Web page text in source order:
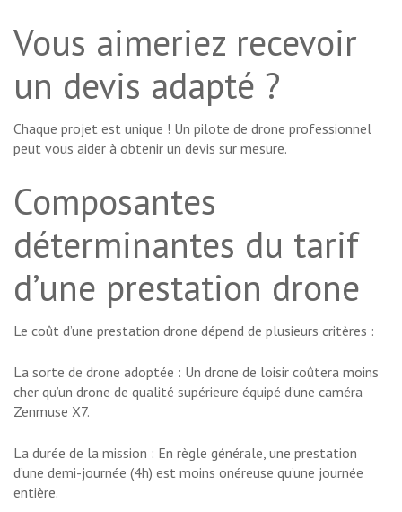
Vous aimeriez recevoir
un devis adapté ?
Chaque projet est unique ! Un pilote de drone professionnel
peut vous aider à obtenir un devis sur mesure.
Composantes
déterminantes du tarif
d’une prestation drone
Le coût d’une prestation drone dépend de plusieurs critères :
La sorte de drone adoptée : Un drone de loisir coûtera moins
cher qu’un drone de qualité supérieure équipé d’une caméra
Zenmuse X7.
La durée de la mission : En règle générale, une prestation
d’une demi-journée (4h) est moins onéreuse qu’une journée
entière.